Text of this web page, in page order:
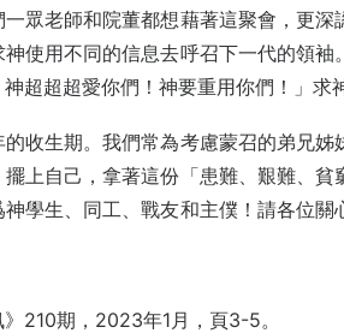
眾老師和院董都想藉著這聚會，更
使用不同的信息去呼召下一代的領
超超超愛你們！神要重用你們！」求
收生期。我們常為考慮蒙召的弟兄
上自己，拿著這份「患難、艱難、
學生、同工、戰友和主僕！請各位
210期，2023年1月，頁3-5。